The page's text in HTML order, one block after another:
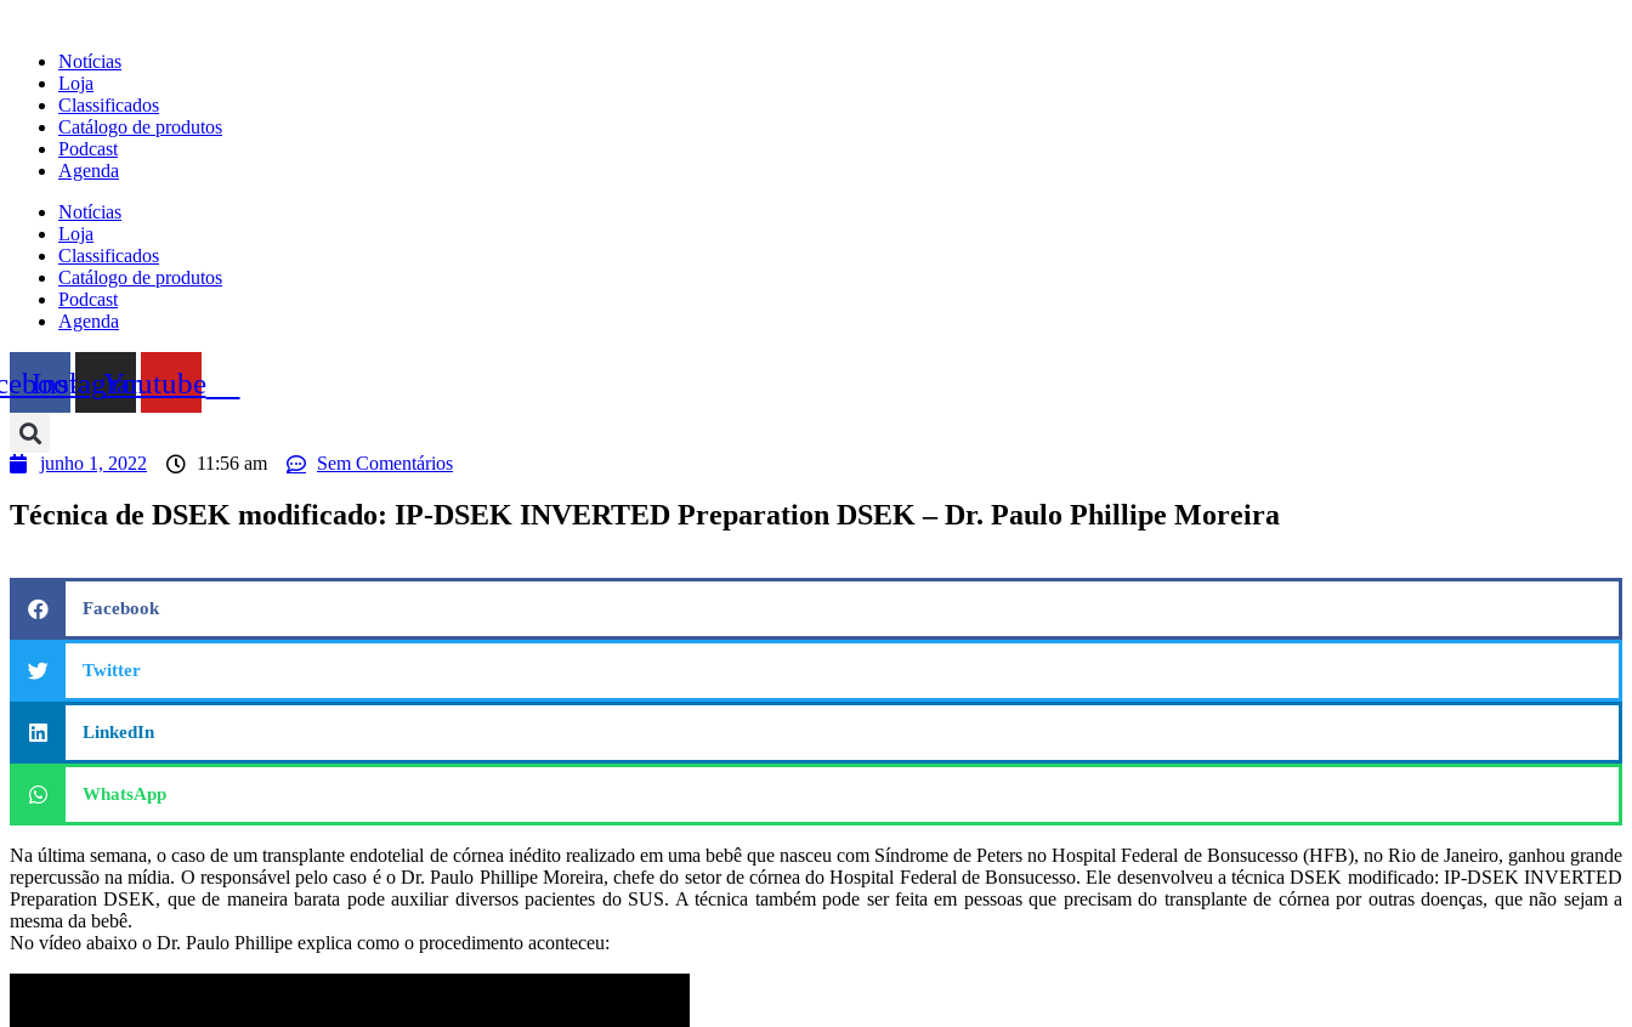
conteúdo
Notícias
Loja
Classificados
Catálogo de produtos
Podcast
Agenda
Notícias
Loja
Classificados
Catálogo de produtos
Podcast
Agenda
InstagramYoutube
junho 1, 2022 11:56 am Sem Comentários
Técnica de DSEK modificado: IP-DSEK INVERTED Preparation DSEK – Dr. Paulo Phillipe Moreira
Facebook
Twitter
LinkedIn
WhatsApp
Na última semana, o caso de um transplante endotelial de córnea inédito realizado em uma bebê que nasceu com Síndrome de Peters no Hospital Federal de Bonsucesso (HFB), no Rio de Janeiro, ganhou grande
repercussão na mídia. O responsável pelo caso é o Dr. Paulo Phillipe Moreira, chefe do setor de córnea do Hospital Federal de Bonsucesso. Ele desenvolveu a técnica DSEK modificado: IP-DSEK INVERTED
Preparation DSEK, que de maneira barata pode auxiliar diversos pacientes do SUS. A técnica também pode ser feita em pessoas que precisam do transplante de córnea por outras doenças, que não sejam a
mesma da bebê.
No vídeo abaixo o Dr. Paulo Phillipe explica como o procedimento aconteceu: